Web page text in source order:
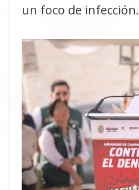
un foco de infección.